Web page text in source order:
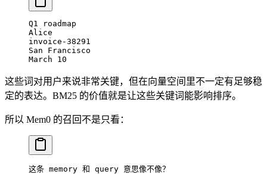
Q1 roadmap
Alice
invoice-38291
San Francisco
March 10
这些词对用户来说非常关键，但在向量空间里不一定有足够稳
定的表达。BM25 的价值就是让这些关键词能影响排序。
所以 Mem0 的召回不是只看：
这条 memory 和 query 意思像不像？